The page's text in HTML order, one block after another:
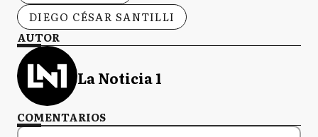
DIEGO CÉSAR SANTILLI
AUTOR
La Noticia 1
COMENTARIOS